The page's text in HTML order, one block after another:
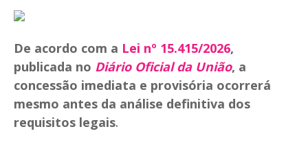
De acordo com a Lei nº 15.415/2026,
publicada no Diário Oficial da União, a
concessão imediata e provisória ocorrerá
mesmo antes da análise definitiva dos
requisitos legais.